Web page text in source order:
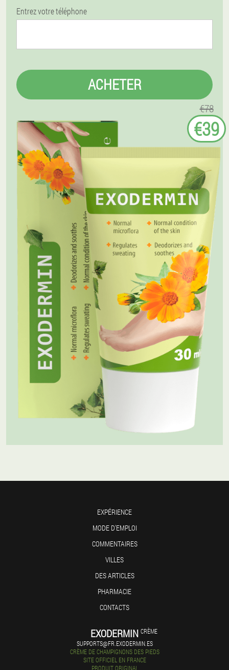
Entrez votre téléphone
ACHETER
€78
€39
EXPÉRIENCE
MODE D'EMPLOI
COMMENTAIRES
VILLES
DES ARTICLES
PHARMACIE
CONTACTS
EXODERMIN CRÈME
SUPPORTS@FR.EXODERMIN.ES
CRÈME DE CHAMPIGNONS DES PIEDS
SITE OFFICIEL EN FRANCE
PRODUIT ORIGINAL